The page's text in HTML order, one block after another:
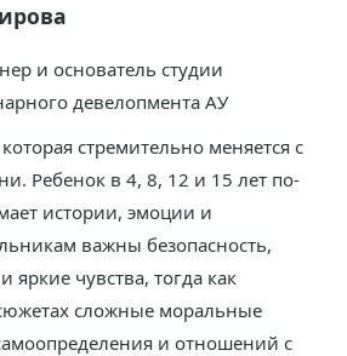
и основатель студии
девелопмента АУ
стремительно меняется с
Ребенок в 4, 8, 12 и 15 лет по-
истории, эмоции и
важны безопасность,
яркие чувства, тогда как
сложные моральные
и отношений с